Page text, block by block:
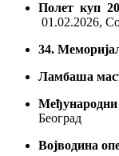
Полет куп
01.02.2026,
34.
Ламбаша
Београд
Војводина